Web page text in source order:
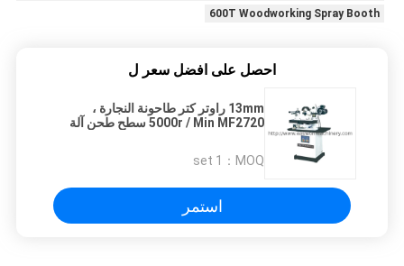
600T Woodworking Spray Booth
احصل على افضل سعر ل
13mm راوتر كتر طاحونة النجارة ،
5000r / Min MF2720 سطح طحن آلة
MOQ：
1 set
استمر